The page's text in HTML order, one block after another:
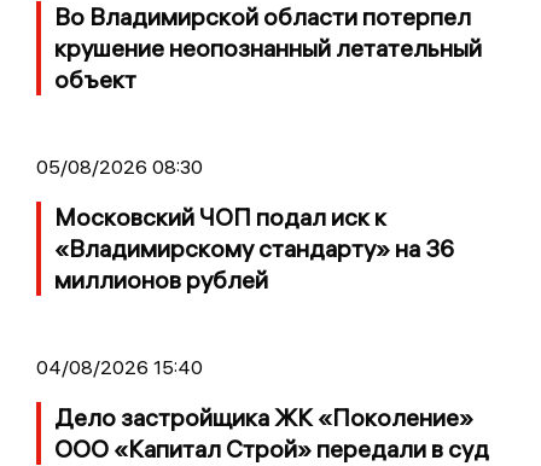
Во Владимирской области потерпел
крушение неопознанный летательный
объект
05/08/2026 08:30
Московский ЧОП подал иск к
«Владимирскому стандарту» на 36
миллионов рублей
04/08/2026 15:40
Дело застройщика ЖК «Поколение»
ООО «Капитал Строй» передали в суд